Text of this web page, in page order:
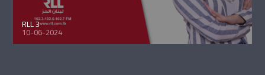
RLL 3
10-06-2024